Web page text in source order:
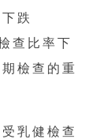
跌
查比率下
檢查的重
乳健檢查